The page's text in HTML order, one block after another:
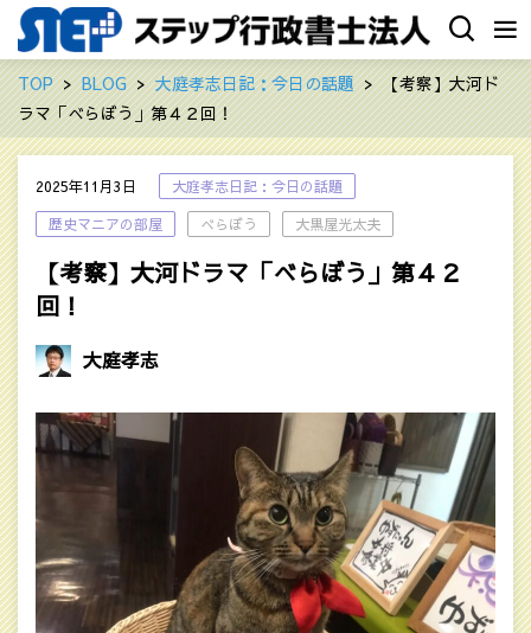
TOP BLOG 大庭孝志日記：今日の話題
【考察】大河ド
ラマ「べらぼう」第４２回！‎
2025年11月3日
大庭孝志日記：今日の話題
歴史マニアの部屋
べらぼう 大黒屋光太夫
【考察】大河ドラマ「べらぼう」第４２
回！‎
大庭孝志